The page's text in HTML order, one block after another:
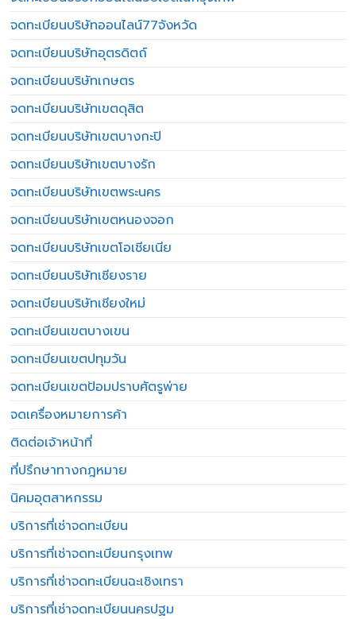
จดทะเบียนบริษัทออนไลน์77จังหวัด
จดทะเบียนบริษัทอุตรดิตถ์
จดทะเบียนบริษัทเกษตร
จดทะเบียนบริษัทเขตดุสิต
จดทะเบียนบริษัทเขตบางกะปิ
จดทะเบียนบริษัทเขตบางรัก
จดทะเบียนบริษัทเขตพระนคร
จดทะเบียนบริษัทเขตหนองจอก
จดทะเบียนบริษัทเขตโอเชียเนีย
จดทะเบียนบริษัทเชียงราย
จดทะเบียนบริษัทเชียงใหม่
จดทะเบียนเขตบางเขน
จดทะเบียนเขตปทุมวัน
จดทะเบียนเขตป้อมปราบศัตรูพ่าย
จดเครื่องหมายการค้า
ติดต่อเจ้าหน้าที่
ที่ปรึกษาทางกฎหมาย
นิคมอุตสาหกรรม
บริการที่เช่าจดทะเบียน
บริการที่เช่าจดทะเบียนกรุงเทพ
บริการที่เช่าจดทะเบียนฉะเชิงเทรา
บริการที่เช่าจดทะเบียนนครปฐม